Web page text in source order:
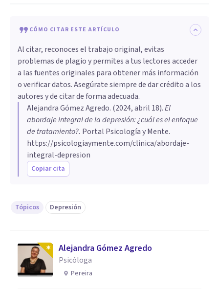
CÓMO CITAR ESTE ARTÍCULO
Al citar, reconoces el trabajo original, evitas
problemas de plagio y permites a tus lectores acceder
a las fuentes originales para obtener más información
o verificar datos. Asegúrate siempre de dar crédito a los
autores y de citar de forma adecuada.
Alejandra Gómez Agredo. (2024, abril 18).El
abordaje integral de la depresión: ¿cuál es el enfoque
de tratamiento?. Portal Psicología y Mente.
https://psicologiaymente.com/clinica/abordaje-
integral-depresion
Copiar cita
Tópicos Depresión
Alejandra Gómez Agredo
Psicóloga
Pereira